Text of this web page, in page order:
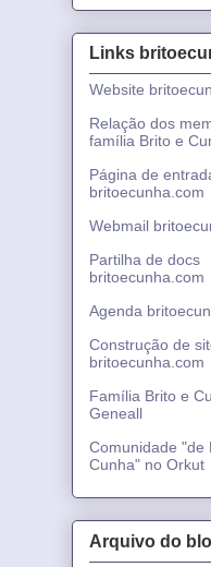
Links
Website
Relação dos
família Brito e
Página de
britoecunha.com
Webmail
Partilha de docs
britoecunha.com
Agenda
Construção de
britoecunha.com
Família Brito e
Geneall
Comunidade "de
Cunha" no Orkut
Arquivo do